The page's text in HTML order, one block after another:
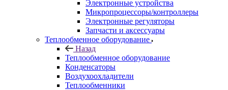
Электронные устройства
Микропроцессоры/контроллеры
Электронные регуляторы
Запчасти и аксессуары
Теплообменное оборудование
Назад
Теплообменное оборудование
Конденсаторы
Воздухоохладители
Теплообменники